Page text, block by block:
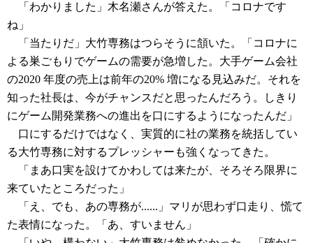
「わかりました」木名瀬さんが答えた。「コロナです
ね」
「当たりだ」大竹専務はつらそうに頷いた。「コロナに
よる巣ごもりでゲームの需要が急増した。大手ゲーム会社
の2020 年度の売上は前年の20% 増になる見込みだ。それを
知った社長は、今がチャンスだと思ったんだろう。しきり
にゲーム開発業務への進出を口にするようになったんだ」
口にするだけではなく、実質的に社の業務を統括してい
る大竹専務に対するプレッシャーも強くなってきた。
「まあ口実を設けてかわしては来たが、そろそろ限界に
来ていたところだった」
「え、でも、あの専務が......」マリが思わず口走り、慌て
た表情になった。「あ、すいません」